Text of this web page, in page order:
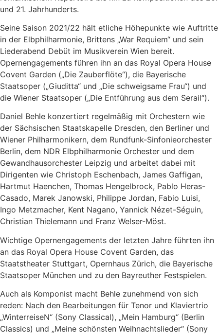
und 21. Jahrhunderts.
Seine Saison 2021/22 hält etliche Höhepunkte wie Auftritte
in der Elbphilharmonie, Brittens „War Requiem“ und sein
Liederabend Debüt im Musikverein Wien bereit.
Opernengagements führen ihn an das Royal Opera House
Covent Garden („Die Zauberflöte“), die Bayerische
Staatsoper („Giuditta“ und „Die schweigsame Frau“) und
die Wiener Staatsoper („Die Entführung aus dem Serail“).
Daniel Behle konzertiert regelmäßig mit Orchestern wie
der Sächsischen Staatskapelle Dresden, den Berliner und
Wiener Philharmonikern, dem Rundfunk-Sinfonieorchester
Berlin, dem NDR Elbphilharmonie Orchester und dem
Gewandhausorchester Leipzig und arbeitet dabei mit
Dirigenten wie Christoph Eschenbach, James Gaffigan,
Hartmut Haenchen, Thomas Hengelbrock, Pablo Heras-
Casado, Marek Janowski, Philippe Jordan, Fabio Luisi,
Ingo Metzmacher, Kent Nagano, Yannick Nézet-Séguin,
Christian Thielemann und Franz Welser-Möst.
Wichtige Opernengagements der letzten Jahre führten ihn
an das Royal Opera House Covent Garden, das
Staatstheater Stuttgart, Opernhaus Zürich, die Bayerische
Staatsoper München und zu den Bayreuther Festspielen.
Auch als Komponist macht Behle zunehmend von sich
reden: Nach den Bearbeitungen für Tenor und Klaviertrio
„WinterreiseN“ (Sony Classical), „Mein Hamburg“ (Berlin
Classics) und „Meine schönsten Weihnachtslieder“ (Sony